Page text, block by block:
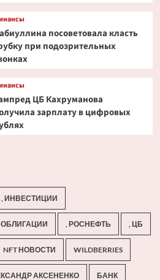
посоветовала класть
при подозрительных
ЦБ Кахруманова
зарплату в цифровых
, ИНВЕСТИЦИИ
ОБЛИГАЦИИ , РОСНЕФТЬ , ЦБ
NFT НОВОСТИ WILDBERRIES
АКСЕНЕНКО БАНК